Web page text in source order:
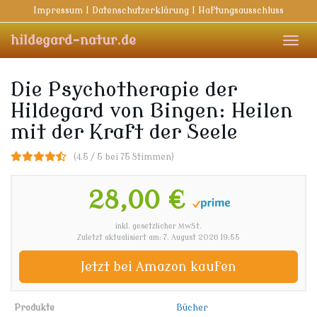
to
main
content
Impressum I Datenschutzerklärung I Haftungsausschluss
hildegard-natur.de
Die Psychotherapie der
Hildegard von Bingen: Heilen
mit der Kraft der Seele
(4.5 / 5 bei 75 Stimmen)
28,00 €
inkl. gesetzlicher MwSt.
Zuletzt aktualisiert am: 7. August 2026 19:55
Jetzt bei Amazon kaufen
Produkte Bücher